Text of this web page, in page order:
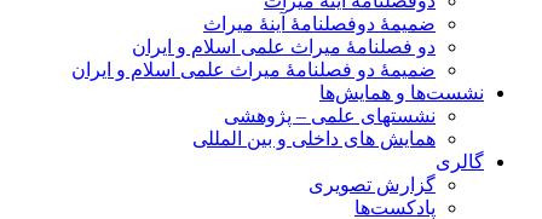
ضمیمۀ دوفصلنامۀ آینۀ میراث
دو فصلنامۀ میراث علمی اسلام و ایران
ضمیمۀ دو فصلنامۀ میراث علمی اسلام و ایران
نشست‌ها و همایش‌ها
نشستهای علمی – پژوهشی
همایش های داخلی و بین المللی
گالری
گزارش تصویری
پادکست‌ها